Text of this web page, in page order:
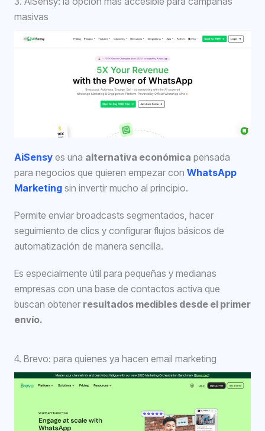
masivas
AiSensy es una alternativa económica pensada
para negocios que quieren empezar con WhatsApp
Marketing sin invertir mucho al principio.
Permite enviar broadcasts segmentados, hacer
seguimiento de clics y configurar flujos básicos de
automatización de manera sencilla.
Es especialmente útil para pequeñas y medianas
empresas con una base de contactos activa que
buscan obtener resultados medibles desde el primer
envío.
4. Brevo: para quienes ya hacen email marketing